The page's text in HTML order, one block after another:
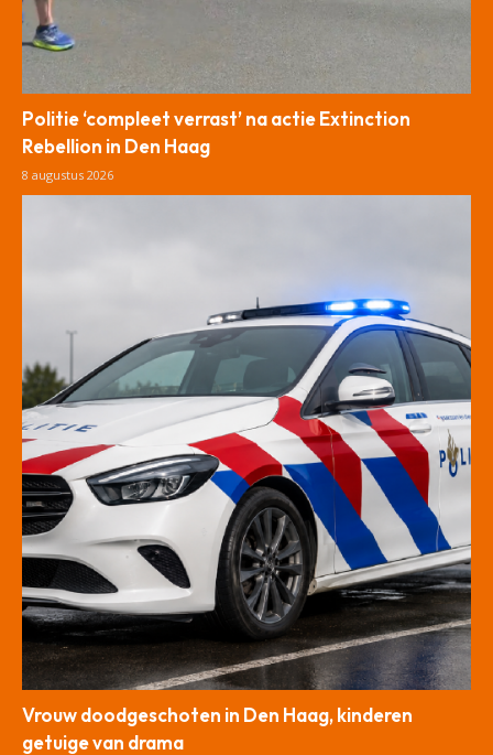
Politie ‘compleet verrast’ na actie Extinction
Rebellion in Den Haag
8 augustus 2026
Vrouw doodgeschoten in Den Haag, kinderen
getuige van drama